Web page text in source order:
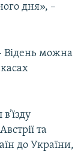
дня», –
Відень можна
та
до України,